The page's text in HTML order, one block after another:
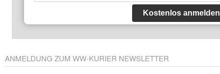
Kostenlos anmelden
ANMELDUNG ZUM WW-KURIER NEWSLETTER